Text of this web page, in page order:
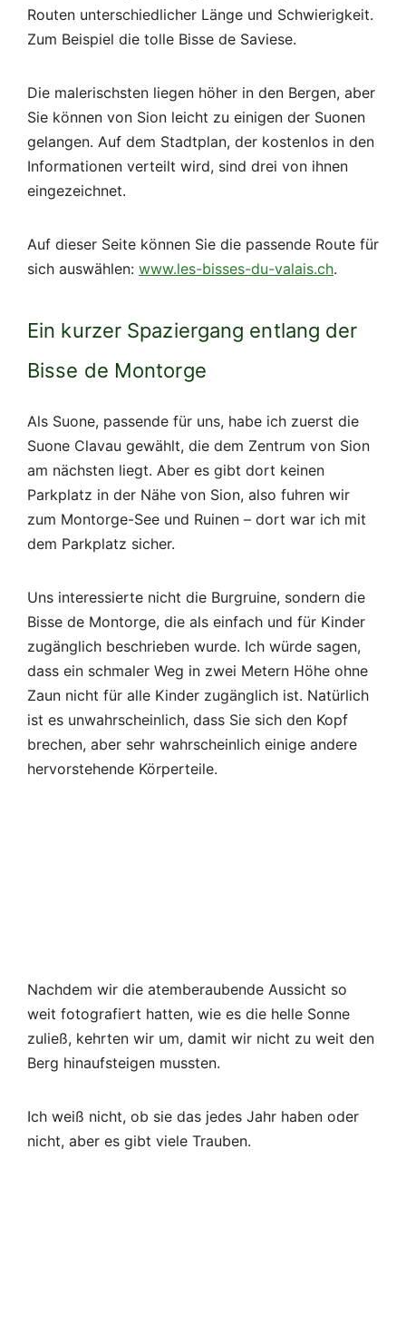
Routen unterschiedlicher Länge und Schwierigkeit.
Zum Beispiel die tolle Bisse de Saviese.
Die malerischsten liegen höher in den Bergen, aber
Sie können von Sion leicht zu einigen der Suonen
gelangen. Auf dem Stadtplan, der kostenlos in den
Informationen verteilt wird, sind drei von ihnen
eingezeichnet.
Auf dieser Seite können Sie die passende Route für
sich auswählen: www.les-bisses-du-valais.ch.
Ein kurzer Spaziergang entlang der
Bisse de Montorge
Als Suone, passende für uns, habe ich zuerst die
Suone Clavau gewählt, die dem Zentrum von Sion
am nächsten liegt. Aber es gibt dort keinen
Parkplatz in der Nähe von Sion, also fuhren wir
zum Montorge-See und Ruinen – dort war ich mit
dem Parkplatz sicher.
Uns interessierte nicht die Burgruine, sondern die
Bisse de Montorge, die als einfach und für Kinder
zugänglich beschrieben wurde. Ich würde sagen,
dass ein schmaler Weg in zwei Metern Höhe ohne
Zaun nicht für alle Kinder zugänglich ist. Natürlich
ist es unwahrscheinlich, dass Sie sich den Kopf
brechen, aber sehr wahrscheinlich einige andere
hervorstehende Körperteile.
Nachdem wir die atemberaubende Aussicht so
weit fotografiert hatten, wie es die helle Sonne
zuließ, kehrten wir um, damit wir nicht zu weit den
Berg hinaufsteigen mussten.
Ich weiß nicht, ob sie das jedes Jahr haben oder
nicht, aber es gibt viele Trauben.